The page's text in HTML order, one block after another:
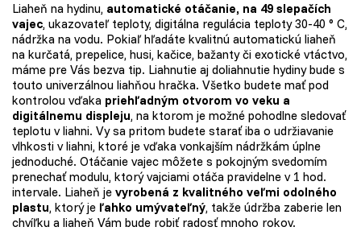
Liaheň na hydinu, automatické otáčanie, na 49 slepačích
vajec, ukazovateľ teploty, digitálna regulácia teploty 30-40 ° C,
nádržka na vodu. Pokiaľ hľadáte kvalitnú automatickú liaheň
na kurčatá, prepelice, husi, kačice, bažanty či exotické vtáctvo,
máme pre Vás bezva tip. Liahnutie aj doliahnutie hydiny bude s
touto univerzálnou liahňou hračka. Všetko budete mať pod
kontrolou vďaka priehľadným otvorom vo veku a
digitálnemu displeju, na ktorom je možné pohodlne sledovať
teplotu v liahni. Vy sa pritom budete starať iba o udržiavanie
vlhkosti v liahni, ktoré je vďaka vonkajším nádržkám úplne
jednoduché. Otáčanie vajec môžete s pokojným svedomím
prenechať modulu, ktorý vajciami otáča pravidelne v 1 hod.
intervale. Liaheň je vyrobená z kvalitného veľmi odolného
plastu, ktorý je ľahko umývateľný, takže údržba zaberie len
chvíľku a liaheň Vám bude robiť radosť mnoho rokov.